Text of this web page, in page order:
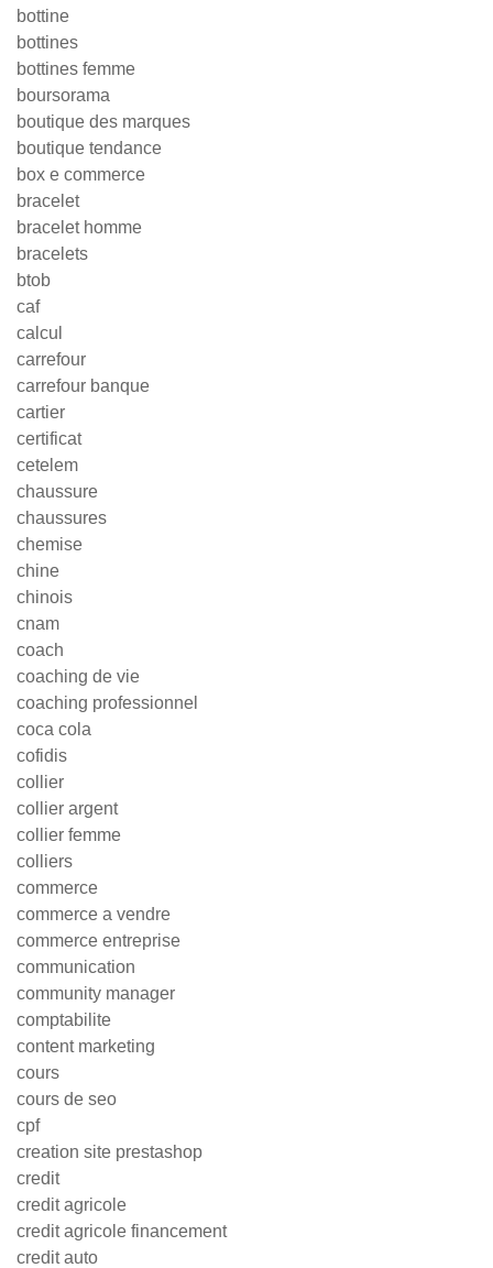
bottine
bottines
bottines femme
boursorama
boutique des marques
boutique tendance
box e commerce
bracelet
bracelet homme
bracelets
btob
caf
calcul
carrefour
carrefour banque
cartier
certificat
cetelem
chaussure
chaussures
chemise
chine
chinois
cnam
coach
coaching de vie
coaching professionnel
coca cola
cofidis
collier
collier argent
collier femme
colliers
commerce
commerce a vendre
commerce entreprise
communication
community manager
comptabilite
content marketing
cours
cours de seo
cpf
creation site prestashop
credit
credit agricole
credit agricole financement
credit auto